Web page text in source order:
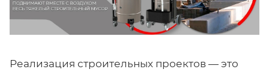
Реализация строительных проектов — это